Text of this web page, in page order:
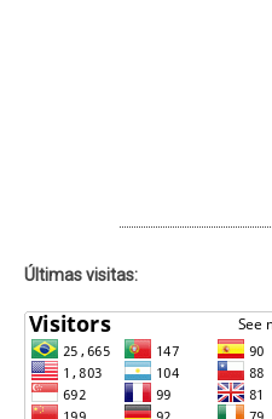
Últimas visitas: